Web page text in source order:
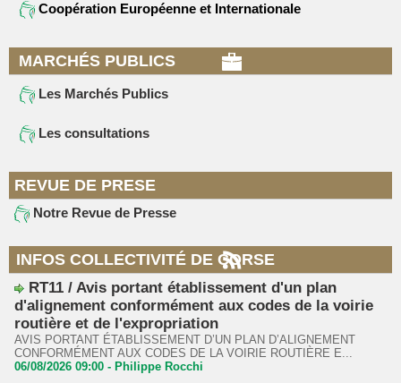
Coopération Européenne et Internationale
MARCHÉS PUBLICS
Les Marchés Publics
Les consultations
REVUE DE PRESE
Notre Revue de Presse
INFOS COLLECTIVITÉ DE CORSE
RT11 / Avis portant établissement d'un plan
d'alignement conformément aux codes de la voirie
routière et de l'expropriation
AVIS PORTANT ÉTABLISSEMENT D’UN PLAN D’ALIGNEMENT
CONFORMÉMENT AUX CODES DE LA VOIRIE ROUTIÈRE E...
06/08/2026 09:00 - Philippe Rocchi